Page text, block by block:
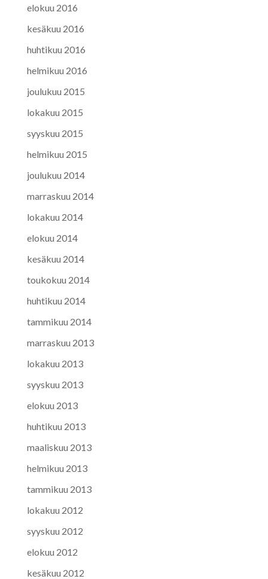
elokuu 2016
kesäkuu 2016
huhtikuu 2016
helmikuu 2016
joulukuu 2015
lokakuu 2015
syyskuu 2015
helmikuu 2015
joulukuu 2014
marraskuu 2014
lokakuu 2014
elokuu 2014
kesäkuu 2014
toukokuu 2014
huhtikuu 2014
tammikuu 2014
marraskuu 2013
lokakuu 2013
syyskuu 2013
elokuu 2013
huhtikuu 2013
maaliskuu 2013
helmikuu 2013
tammikuu 2013
lokakuu 2012
syyskuu 2012
elokuu 2012
kesäkuu 2012